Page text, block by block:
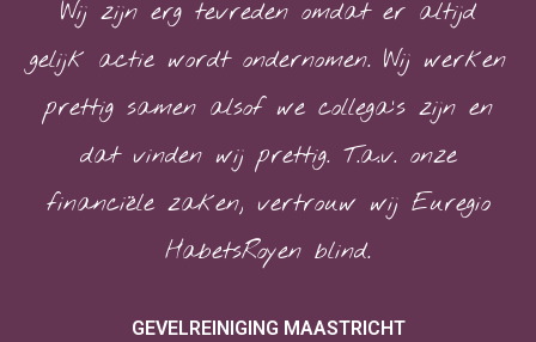
Wij zijn erg tevreden omdat er altijd
gelijk actie wordt ondernomen. Wij werken
prettig samen alsof we collega’s zijn en
dat vinden wij prettig. T.a.v. onze
financiële zaken, vertrouw wij Euregio
HabetsRoyen blind.
GEVELREINIGING MAASTRICHT